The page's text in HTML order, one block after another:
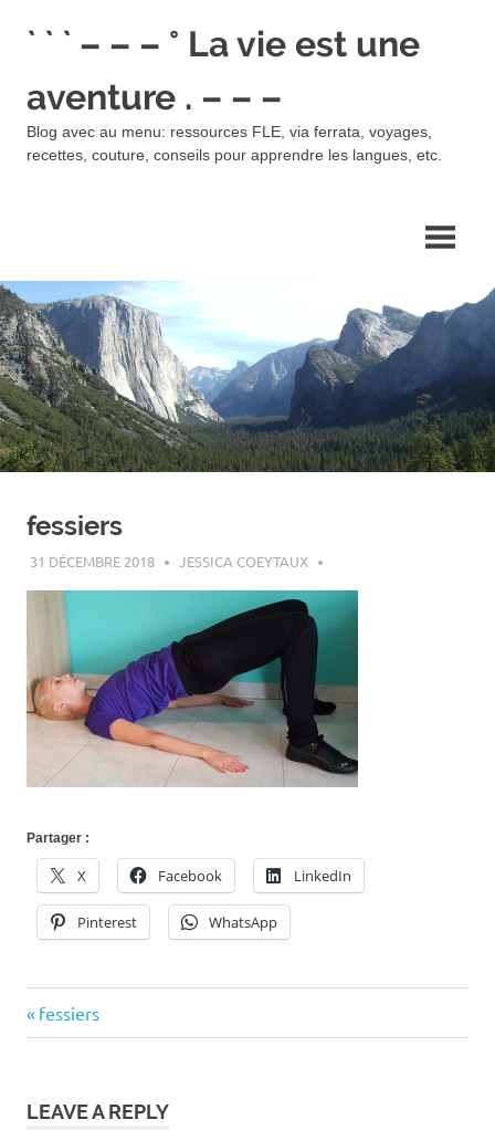
` ` ` – – – ° La vie est une
aventure . – – –
Blog avec au menu: ressources FLE, via ferrata, voyages,
recettes, couture, conseils pour apprendre les langues, etc.
fessiers
31 DÉCEMBRE 2018 JESSICA COEYTAUX
Partager :
X Facebook LinkedIn
Pinterest WhatsApp
Navigation
l’article
Previous
Post:
fessiers
LEAVE A REPLY